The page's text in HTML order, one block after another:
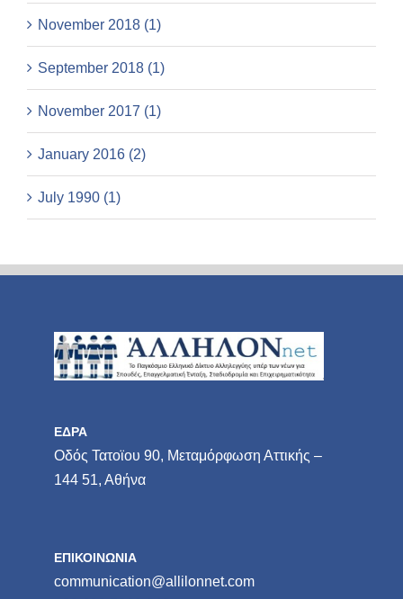
November 2018 (1)
September 2018 (1)
November 2017 (1)
January 2016 (2)
July 1990 (1)
ΕΔΡΑ
Οδός Τατοϊου 90, Μεταμόρφωση Αττικής –
144 51, Αθήνα
ΕΠΙΚΟΙΝΩΝΙΑ
communication@allilonnet.com